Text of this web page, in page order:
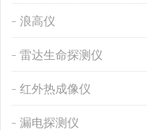
浪高仪
雷达生命探测仪
红外热成像仪
漏电探测仪